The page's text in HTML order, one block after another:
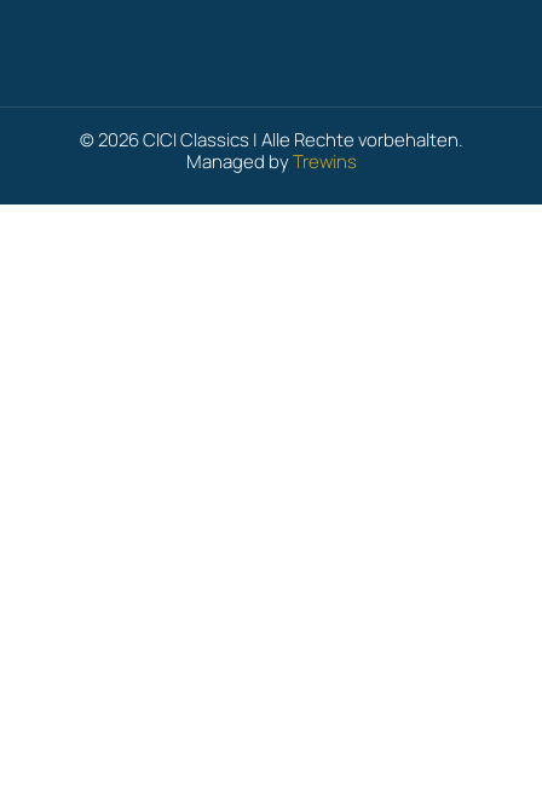
© 2026 CICI Classics | Alle Rechte vorbehalten.
Managed byTrewins